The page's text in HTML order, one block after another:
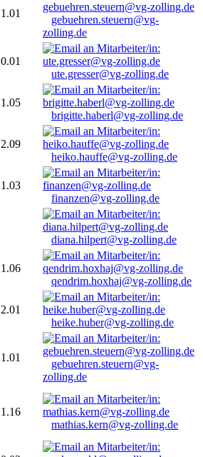
1.01
gebuehren.steuern@vg-
zolling.de
0.01
ute.gresser@vg-zolling.de
1.05
brigitte.haberl@vg-zolling.de
2.09
heiko.hauffe@vg-zolling.de
1.03
finanzen@vg-zolling.de
diana.hilpert@vg-zolling.de
1.06
qendrim.hoxhaj@vg-zolling.de
2.01
heike.huber@vg-zolling.de
1.01
gebuehren.steuern@vg-
zolling.de
1.16
mathias.kern@vg-zolling.de